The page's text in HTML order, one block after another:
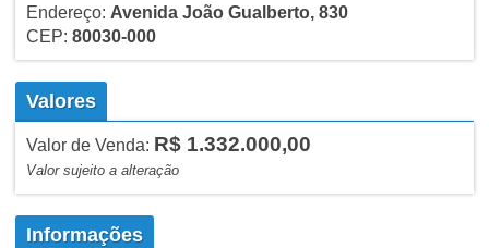
Endereço: Avenida João Gualberto, 830
CEP: 80030-000
Valores
Valor de Venda: R$ 1.332.000,00
Valor sujeito a alteração
Informações